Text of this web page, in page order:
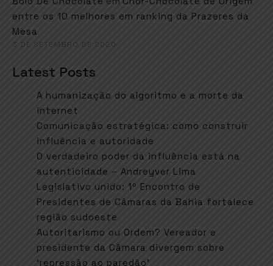
entre os 10 melhores em ranking da Prazeres da
Mesa
3 DE SETEMBRO DE 2020
Latest Posts
A humanização do algoritmo e a morte da
internet
Comunicação estratégica: como construir
influência e autoridade
O verdadeiro poder da influência está na
autenticidade – Andreyver Lima
Legislativo unido: 1º Encontro de
Presidentes de Câmaras da Bahia fortalece
região sudoeste
Autoritarismo ou Ordem? Vereador e
presidente da Câmara divergem sobre
‘repressão ao paredão’